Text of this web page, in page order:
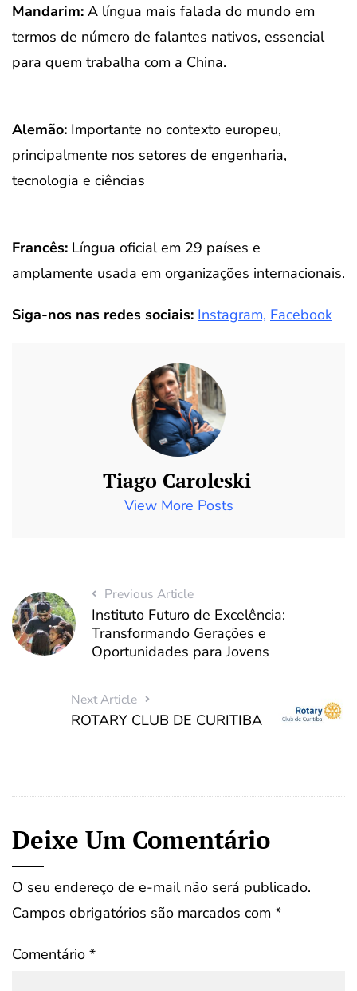
Mandarim: A língua mais falada do mundo em
termos de número de falantes nativos, essencial
para quem trabalha com a China.
Alemão: Importante no contexto europeu,
principalmente nos setores de engenharia,
tecnologia e ciências
Francês: Língua oficial em 29 países e
amplamente usada em organizações internacionais.
Siga-nos nas redes sociais: Instagram, Facebook
Tiago Caroleski
View More Posts
Previous Article
Instituto Futuro de Excelência:
Transformando Gerações e
Oportunidades para Jovens
Next Article
ROTARY CLUB DE CURITIBA
Deixe Um Comentário
O seu endereço de e-mail não será publicado.
Campos obrigatórios são marcados com *
Comentário *